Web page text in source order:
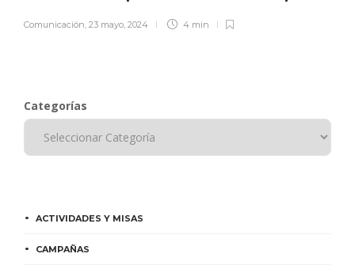
Comunicación, 23 mayo, 2024 4 min
Categorías
ACTIVIDADES Y MISAS
CAMPAÑAS